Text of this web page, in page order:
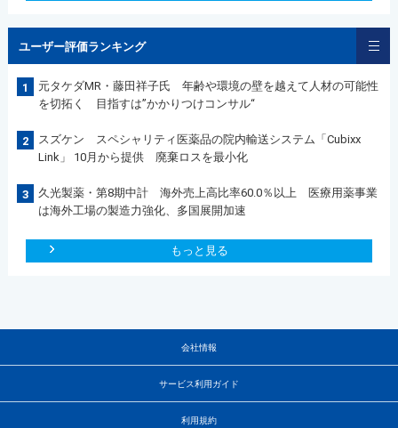
ユーザー評価ランキング
1
元タケダMR・藤田祥子氏 年齢や環境の壁を越えて人材の可能性
を切拓く 目指すは”かかりつけコンサル“
2
スズケン スペシャリティ医薬品の院内輸送システム「Cubixx
Link」 10月から提供 廃棄ロスを最小化
3
久光製薬・第8期中計 海外売上高比率60.0％以上 医療用薬事業
は海外工場の製造力強化、多国展開加速
もっと見る
会社情報
サービス利用ガイド
利用規約